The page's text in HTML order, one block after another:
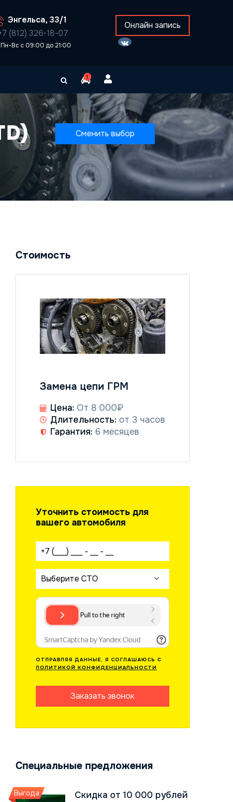
Энгельса, 33/1
(812) 326-18-07
Пн-Вс с 09:00 до 21:00
Онлайн запись
1
Сменить выбор
Стоимость
Замена цепи ГРМ
Цена: От 8 000₽
Длительность: от 3 часов
Гарантия: 6 месяцев
Уточнить стоимость для
вашего автомобиля
Ваш телефон:
Выберите СТО
ОТПРАВЛЯЯ ДАННЫЕ, Я СОГЛАШАЮСЬ С
ПОЛИТИКОЙ КОНФИДЕНЦИАЛЬНОСТИ
Заказать звонок
Специальные предложения
Выгода
Скидка от 10 000 рублей